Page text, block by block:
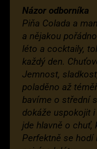
Názor odborníka
Piňa Colada a
a nějakou
léto a cocktaily,
každý den.
Jemnost,
poladěno až
bavíme o střední
dokáže uspokojit
jde hlavně o chuť,
Perfektně se hodí